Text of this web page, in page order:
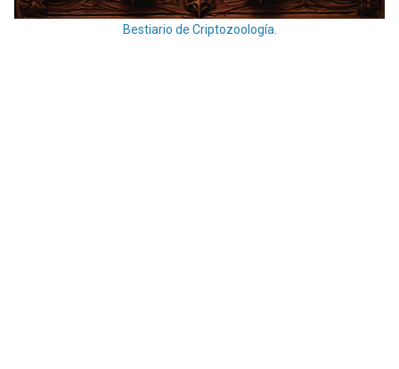
Bestiario de Criptozoología.